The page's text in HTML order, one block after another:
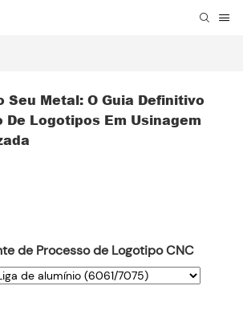
Seu Metal: O Guia Definitivo
De Logotipos Em Usinagem
de Processo de Logotipo CNC